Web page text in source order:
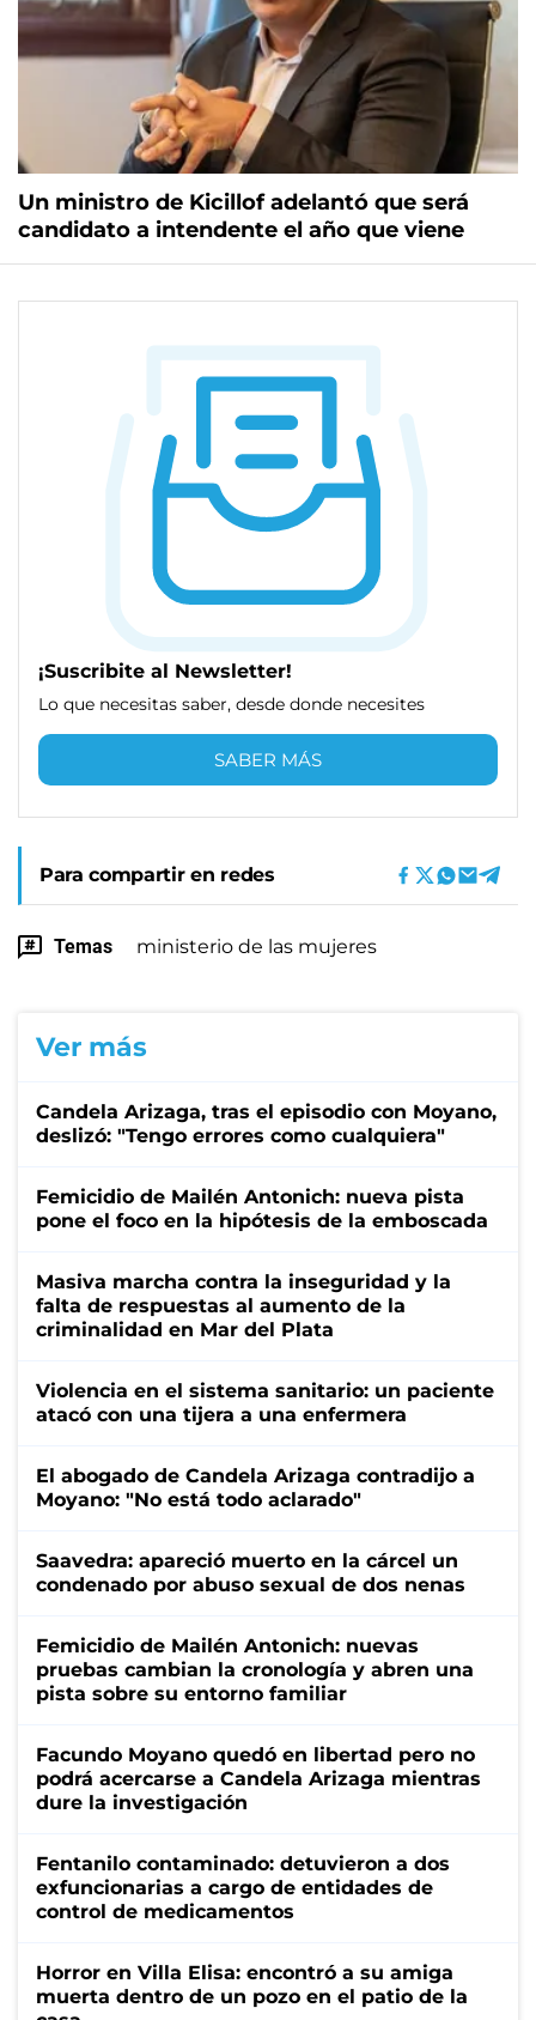
Un ministro de Kicillof adelantó que será
candidato a intendente el año que viene
¡Suscribite al Newsletter!
Lo que necesitas saber, desde donde necesites
SABER MÁS
Para compartir en redes
Temas ministerio de las mujeres
Ver más
Candela Arizaga, tras el episodio con Moyano,
deslizó: "Tengo errores como cualquiera"
Femicidio de Mailén Antonich: nueva pista
pone el foco en la hipótesis de la emboscada
Masiva marcha contra la inseguridad y la
falta de respuestas al aumento de la
criminalidad en Mar del Plata
Violencia en el sistema sanitario: un paciente
atacó con una tijera a una enfermera
El abogado de Candela Arizaga contradijo a
Moyano: "No está todo aclarado"
Saavedra: apareció muerto en la cárcel un
condenado por abuso sexual de dos nenas
Femicidio de Mailén Antonich: nuevas
pruebas cambian la cronología y abren una
pista sobre su entorno familiar
Facundo Moyano quedó en libertad pero no
podrá acercarse a Candela Arizaga mientras
dure la investigación
Fentanilo contaminado: detuvieron a dos
exfuncionarias a cargo de entidades de
control de medicamentos
Horror en Villa Elisa: encontró a su amiga
muerta dentro de un pozo en el patio de la